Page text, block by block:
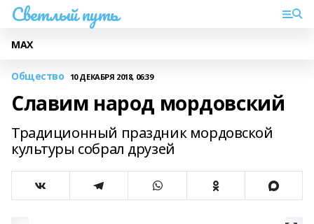
Светлый путь
МАХ
Общество 10 ДЕКАБРЯ 2018, 06:39
Славим народ мордовский
Традиционный праздник мордовской
культуры собрал друзей